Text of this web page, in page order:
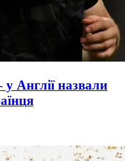
Англії назвали